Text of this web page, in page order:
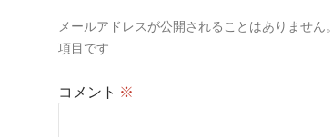
ョ
メールアドレスが公開されることはありません。
項目です
コメント ※